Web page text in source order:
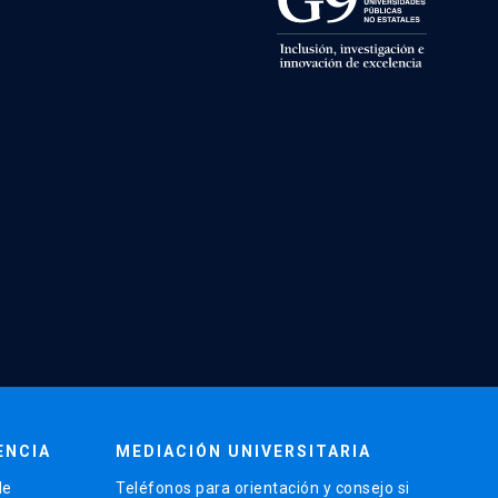
MEDIACIÓN UNIVERSITARIA
Teléfonos para orientación y consejo si